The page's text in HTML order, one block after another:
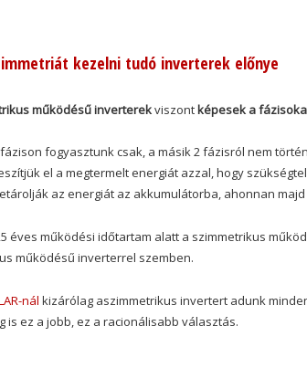
kezelni tudó inverterek előnye
működésű inverterekviszontképesek a
fogyasztunk csak, a másik 2 fázisról nem
el a megtermelt energiát azzal, hogy
az energiát az akkumulátorba, ahonnan
éves működési időtartam alatt a szimmetrikus
működésű inverterrel szemben.
nál kizárólag aszimmetrikus invertert adunk
is ez a jobb, ez a racionálisabb választás.